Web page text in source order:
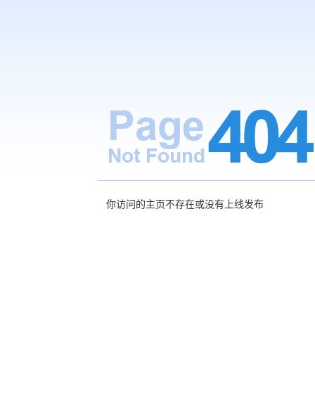
你访问的主页不存在或没有上线发布